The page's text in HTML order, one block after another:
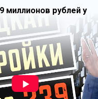
миллионов рублей у